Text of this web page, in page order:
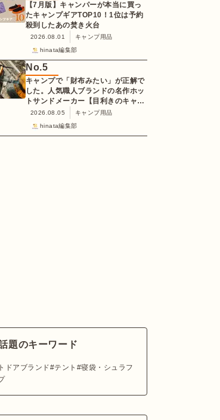
【7月版】キャンパーが本当に買っ
たキャンプギアTOP10！1位は予約
殺到したあの焚き火台
2026.08.01
キャンプ用品
hinata編集部
No.5
キャンプで「財布みたい」が正解で
した。人気職人ブランドの名作ホッ
トサンドメーカー【目利きのキャン
プギア】
2026.08.05
キャンプ用品
hinata編集部
題のキーワード
ドアブランド テント
寝袋・シュラフ